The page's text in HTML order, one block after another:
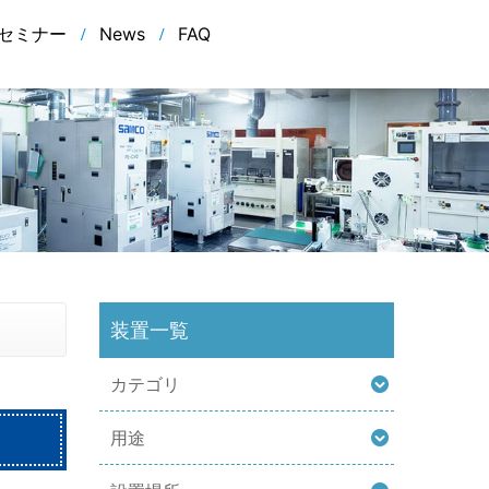
ミナー News FAQ
装置一覧
カテゴリ
用途